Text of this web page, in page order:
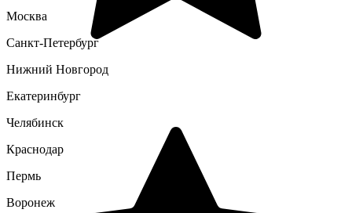
Москва
Санкт-Петербург
Нижний Новгород
Екатеринбург
Челябинск
Краснодар
Пермь
Воронеж